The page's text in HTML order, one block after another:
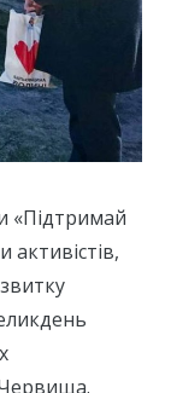
«Підтримай
активістів,
Червища.